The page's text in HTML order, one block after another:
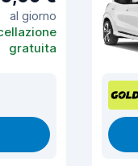
al giorno
gratuita